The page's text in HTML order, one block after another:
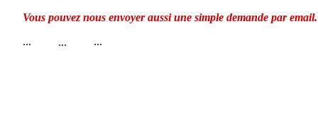
Vous pouvez nous envoyer aussi une simple demande par email.
...
... ...